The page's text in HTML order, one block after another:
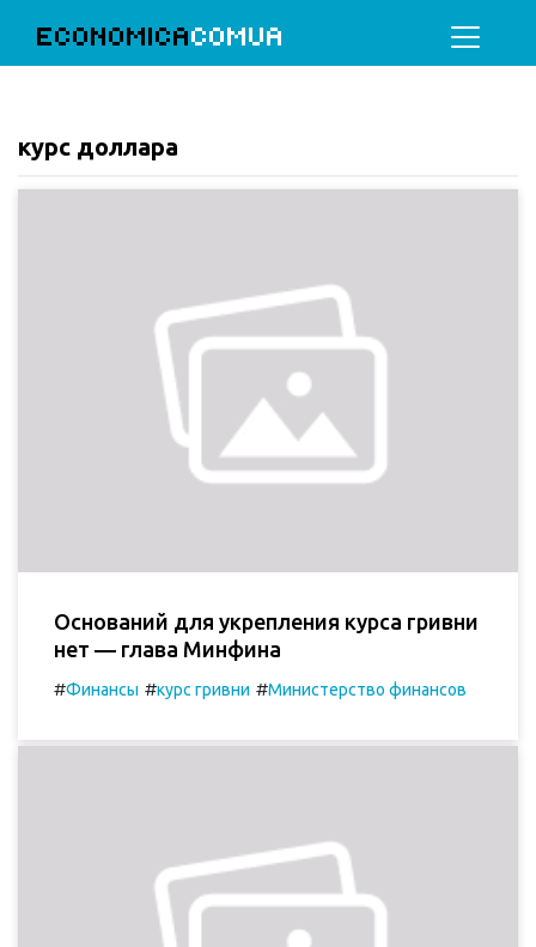
ECONOMICACOMUA
курс доллара
Оснований для укрепления курса гривни
нет — глава Минфина
#Финансы #курс гривни #Министерство финансов